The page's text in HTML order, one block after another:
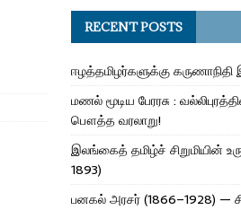
RECENT POSTS
ஈழத்தமிழர்களுக்கு
மணல் மூடிய பேரரசு :
பௌத்த வரலாறு!
இலங்கைத் தமிழ்ச் சிறுமியின்
1893)
பனகல் அரசர் (1866–1928) —